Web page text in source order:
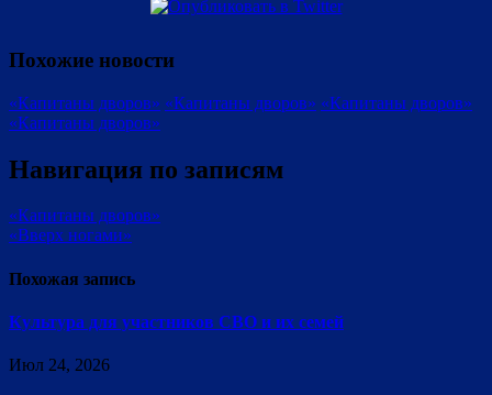
Похожие новости
«Капитаны дворов» «Капитаны дворов» «Капитаны дворов»
«Капитаны дворов»
Навигация по записям
«Капитаны дворов»
«Вверх ногами»
Похожая запись
Культура для участников СВО и их семей
Июл 24, 2026